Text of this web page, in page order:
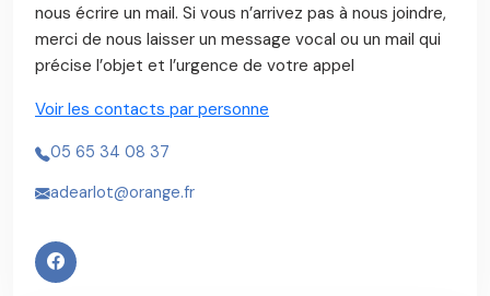
nous écrire un mail. Si vous n’arrivez pas à nous joindre,
merci de nous laisser un message vocal ou un mail qui
précise l’objet et l’urgence de votre appel
Voir les contacts par personne
05 65 34 08 37
adearlot@orange.fr